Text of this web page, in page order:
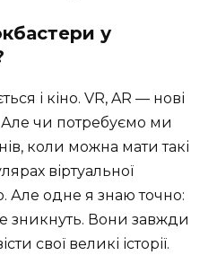
у
і кіно. VR, AR — нові
Але чи потребуємо ми
коли можна мати такі
віртуальної
Але одне я знаю точно:
зникнуть. Вони завжди
свої великі історії.